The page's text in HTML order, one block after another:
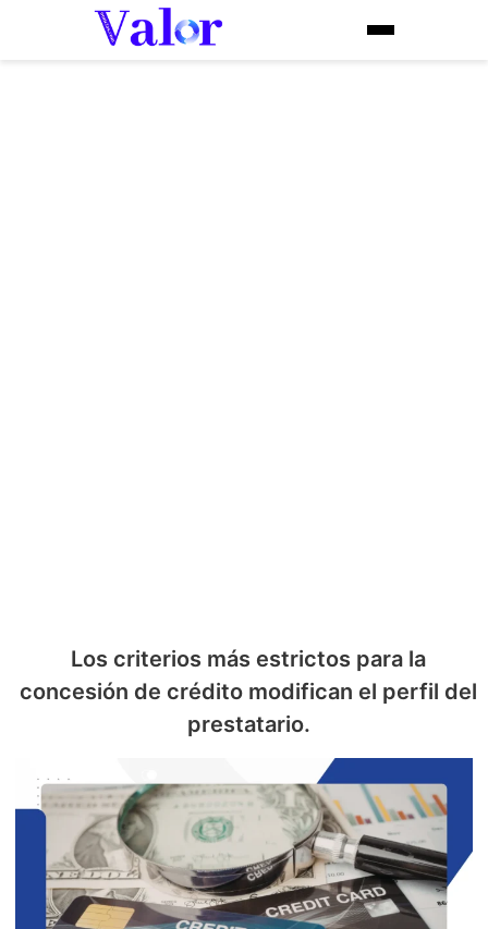
Los criterios más estrictos para la
concesión de crédito modifican el perfil del
prestatario.